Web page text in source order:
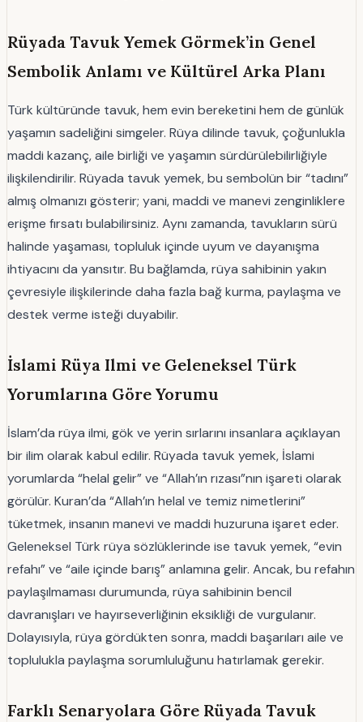
Rüyada Tavuk Yemek Görmek’in Genel
Sembolik Anlamı ve Kültürel Arka Planı
Türk kültüründe tavuk, hem evin bereketini hem de günlük
yaşamın sadeliğini simgeler. Rüya dilinde tavuk, çoğunlukla
maddi kazanç, aile birliği ve yaşamın sürdürülebilirliğiyle
ilişkilendirilir. Rüyada tavuk yemek, bu sembolün bir “tadını”
almış olmanızı gösterir; yani, maddi ve manevi zenginliklere
erişme fırsatı bulabilirsiniz. Aynı zamanda, tavukların sürü
halinde yaşaması, topluluk içinde uyum ve dayanışma
ihtiyacını da yansıtır. Bu bağlamda, rüya sahibinin yakın
çevresiyle ilişkilerinde daha fazla bağ kurma, paylaşma ve
destek verme isteği duyabilir.
İslami Rüya Ilmi ve Geleneksel Türk
Yorumlarına Göre Yorumu
İslam’da rüya ilmi, gök ve yerin sırlarını insanlara açıklayan
bir ilim olarak kabul edilir. Rüyada tavuk yemek, İslami
yorumlarda “helal gelir” ve “Allah’ın rızası”nın işareti olarak
görülür. Kuran’da “Allah’ın helal ve temiz nimetlerini”
tüketmek, insanın manevi ve maddi huzuruna işaret eder.
Geleneksel Türk rüya sözlüklerinde ise tavuk yemek, “evin
refahı” ve “aile içinde barış” anlamına gelir. Ancak, bu refahın
paylaşılmaması durumunda, rüya sahibinin bencil
davranışları ve hayırseverliğinin eksikliği de vurgulanır.
Dolayısıyla, rüya gördükten sonra, maddi başarıları aile ve
toplulukla paylaşma sorumluluğunu hatırlamak gerekir.
Farklı Senaryolara Göre Rüyada Tavuk